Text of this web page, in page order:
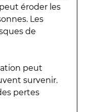
éroder les
Les
de
peut
survenir.
pertes